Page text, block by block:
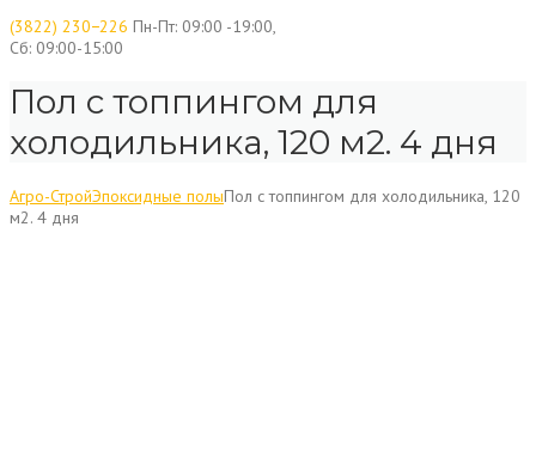
(3822) 230−226 Пн-Пт: 09:00 -19:00,
Сб: 09:00-15:00
Пол с топпингом для
холодильника, 120 м2. 4 дня
Агро-СтройЭпоксидные полыПол с топпингом для холодильника, 120
м2. 4 дня